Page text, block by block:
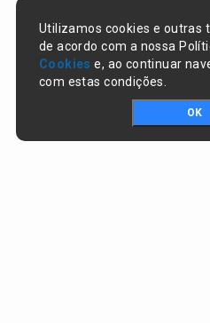
Utilizamos cookies e outras
de acordo com a nossa
Cookies e, ao continuar
com estas condições.
OK